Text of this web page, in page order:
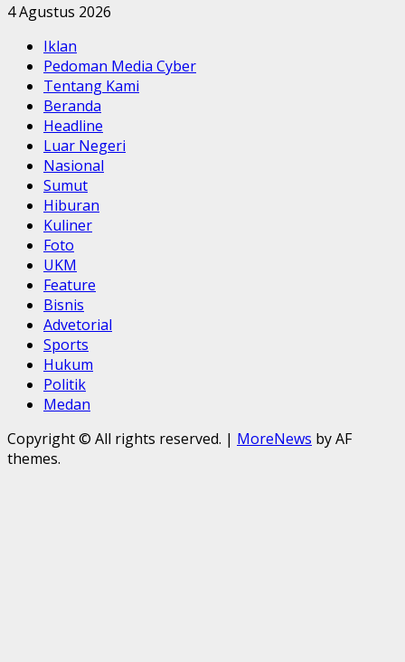
4 Agustus 2026
Iklan
Pedoman Media Cyber
Tentang Kami
Beranda
Headline
Luar Negeri
Nasional
Sumut
Hiburan
Kuliner
Foto
UKM
Feature
Bisnis
Advetorial
Sports
Hukum
Politik
Medan
Copyright © All rights reserved. | MoreNews by AF
themes.